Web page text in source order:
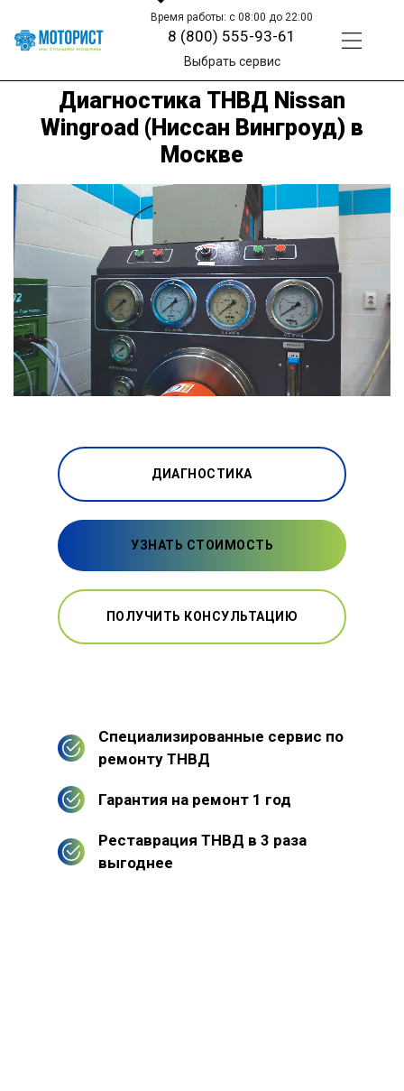
Время работы: с 08:00 до 22:00
8 (800) 555-93-61
Выбрать сервис
Диагностика ТНВД Nissan
Wingroad (Ниссан Вингроуд) в
Москве
ДИАГНОСТИКА
УЗНАТЬ СТОИМОСТЬ
ПОЛУЧИТЬ КОНСУЛЬТАЦИЮ
Специализированные сервис по
ремонту ТНВД
Гарантия на ремонт 1 год
Реставрация ТНВД в 3 раза
выгоднее